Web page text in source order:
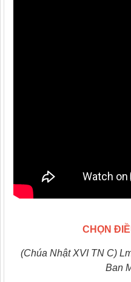
CHỌN
(Chúa Nhật XVI TN C)
Ban